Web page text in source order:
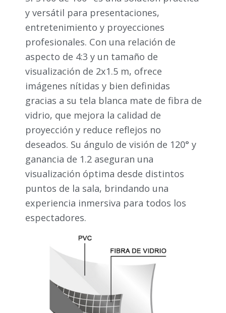
y versátil para presentaciones,
entretenimiento y proyecciones
profesionales. Con una relación de
aspecto de 4:3 y un tamaño de
visualización de 2x1.5 m, ofrece
imágenes nítidas y bien definidas
gracias a su tela blanca mate de fibra de
vidrio, que mejora la calidad de
proyección y reduce reflejos no
deseados. Su ángulo de visión de 120° y
ganancia de 1.2 aseguran una
visualización óptima desde distintos
puntos de la sala, brindando una
experiencia inmersiva para todos los
espectadores.